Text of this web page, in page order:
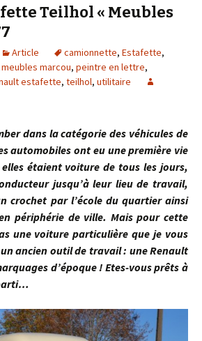
Teilhol « Meubles
Article camionnette, Estafette,
meubles marcou, peintre en lettre,
estafette, teilhol, utilitaire
la catégorie des véhicules de
automobiles ont eu une première vie
étaient voiture de tous les jours,
jusqu’à leur lieu de travail,
crochet par l’école du quartier ainsi
périphérie de ville. Mais pour cette
une voiture particulière que je vous
ancien outil de travail : une Renault
d’époque ! Etes-vous prêts à